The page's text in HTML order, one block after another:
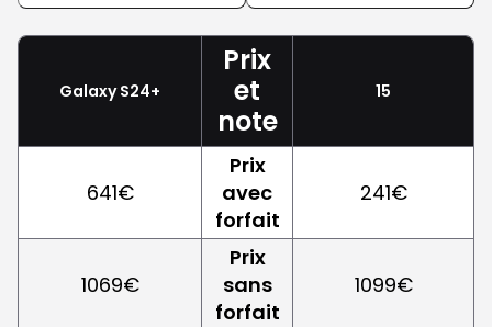
Galaxy S24+
Prix
et
note
15
641€
Prix
avec
forfait
241€
1069€
Prix
sans
forfait
1099€